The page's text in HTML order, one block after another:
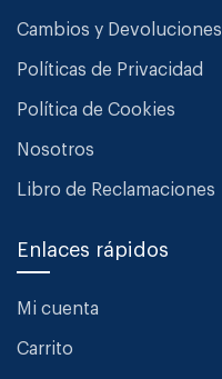
Cambios y Devoluciones
Políticas de Privacidad
Política de Cookies
Nosotros
Libro de Reclamaciones
Enlaces rápidos
Mi cuenta
Carrito